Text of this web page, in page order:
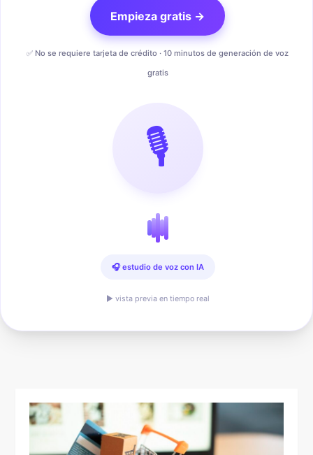
Empieza gratis →
✅ No se requiere tarjeta de crédito · 10 minutos de generación de voz
gratis
🎙️
🎧 estudio de voz con IA
▶ vista previa en tiempo real